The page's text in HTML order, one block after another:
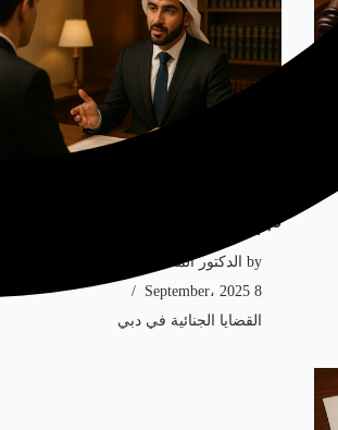
دبي وحالات استثنائها
by الدكتور المحامي محمد الرملاوي
8 September، 2025
القضايا الجنائية في دبي